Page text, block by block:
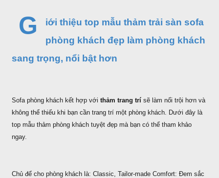
G
iới thiệu top mẫu thảm trải sàn sofa
phòng khách đẹp làm phòng khách
sang trọng, nổi bật hơn
Sofa phòng khách kết hợp với thảm trang trí sẽ làm nổi trội hơn và
không thể thiếu khi bạn cần trang trí một phòng khách. Dưới đây là
top mẫu thảm phòng khách tuyệt đẹp mà bạn có thể tham khảo
ngay.
Chủ để cho phòng khách là: Classic, Tailor-made Comfort: Đem sắc